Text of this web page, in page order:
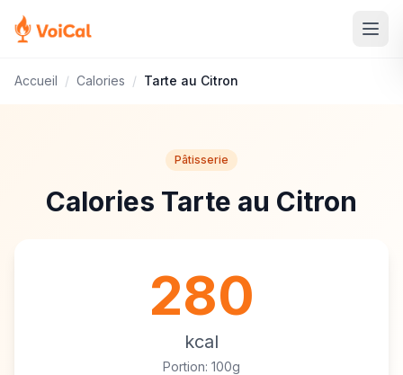
Accueil / Calories / Tarte au Citron
Pâtisserie
Calories Tarte au Citron
280
kcal
Portion: 100g